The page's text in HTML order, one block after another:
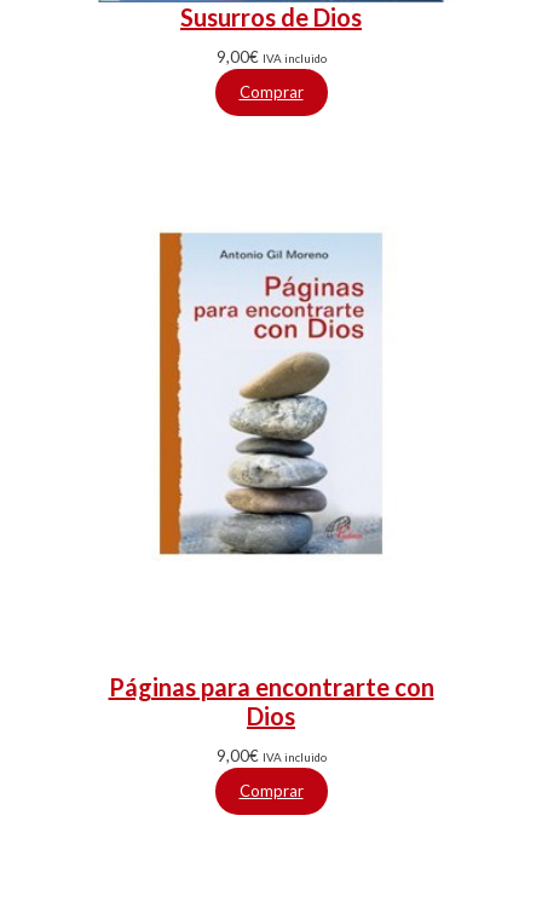
Susurros de Dios
9,00€ IVA incluido
Comprar
Páginas para encontrarte con
Dios
9,00€ IVA incluido
Comprar